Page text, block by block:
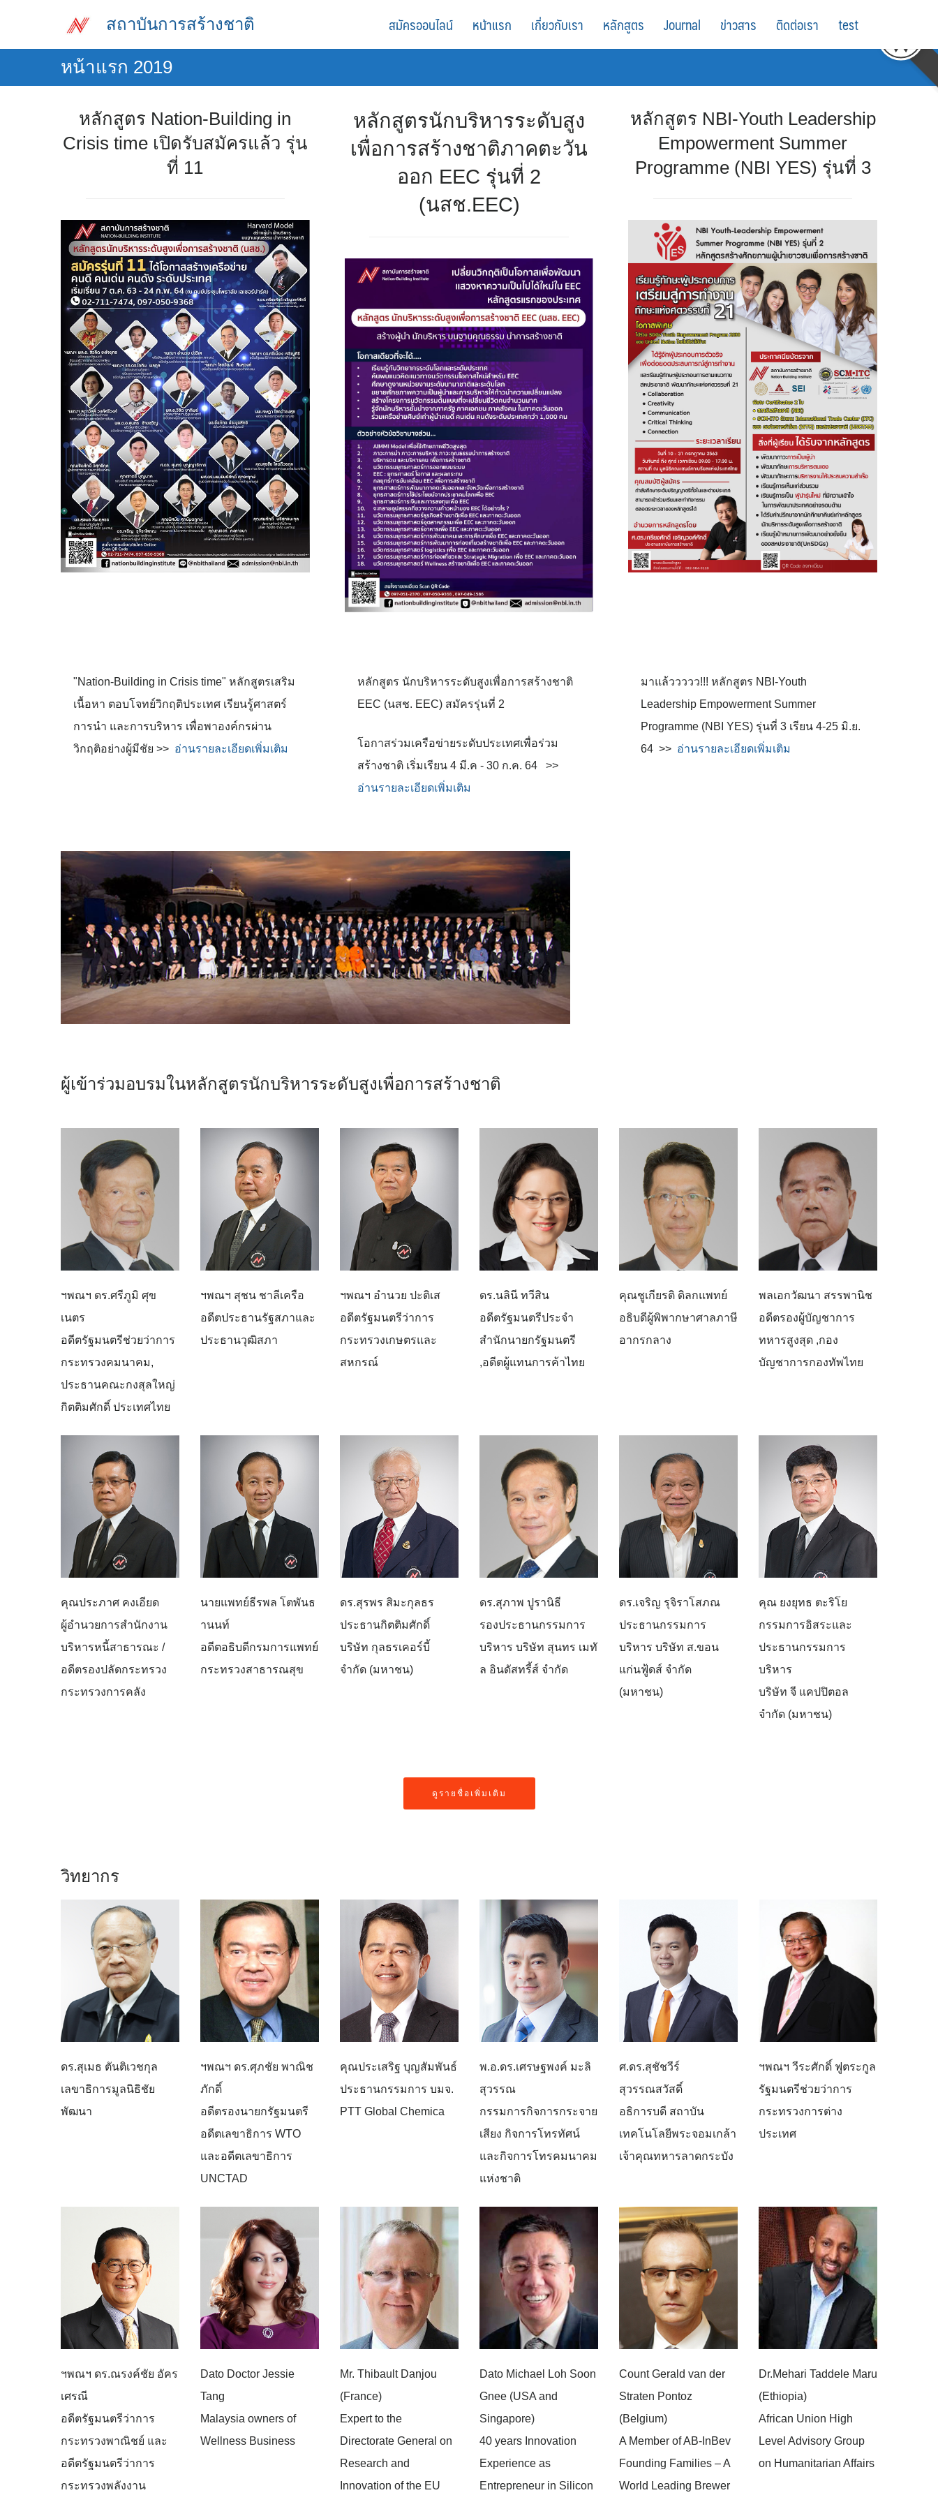
สถาบันการสร้างชาติ สมัครออนไลน์ หน้าแรก เกี่ยวกับเรา หลักสูตร Journal ข่าวสาร ติดต่อเรา test
หน้าแรก 2019
หลักสูตร Nation-Building in
Crisis time เปิดรับสมัครแล้ว รุ่น
ที่ 11
หลักสูตรนักบริหารระดับสูง
เพื่อการสร้างชาติภาคตะวัน
ออก EEC รุ่นที่ 2
(นสช.EEC)
หลักสูตร NBI-Youth Leadership
Empowerment Summer
Programme (NBI YES) รุ่นที่ 3
"Nation-Building in Crisis time" หลักสูตรเสริม
เนื้อหา ตอบโจทย์วิกฤติประเทศ เรียนรู้ศาสตร์
การนำ และการบริหาร เพื่อพาองค์กรผ่าน
วิกฤติอย่างผู้มีชัย >> อ่านรายละเอียดเพิ่มเติม
หลักสูตร นักบริหารระดับสูงเพื่อการสร้างชาติ
EEC (นสช. EEC) สมัครรุ่นที่ 2
โอกาสร่วมเครือข่ายระดับประเทศเพื่อร่วม
สร้างชาติ เริ่มเรียน 4 มี.ค - 30 ก.ค. 64 >>
อ่านรายละเอียดเพิ่มเติม
มาแล้ววววว!!! หลักสูตร NBI-Youth
Leadership Empowerment Summer
Programme (NBI YES) รุ่นที่ 3 เรียน 4-25 มิ.ย.
64 >> อ่านรายละเอียดเพิ่มเติม
ผู้เข้าร่วมอบรมในหลักสูตรนักบริหารระดับสูงเพื่อการสร้างชาติ
ฯพณฯ ดร.ศรีภูมิ ศุข
เนตร
อดีตรัฐมนตรีช่วยว่าการ
กระทรวงคมนาคม,
ประธานคณะกงสุลใหญ่
กิตติมศักดิ์ ประเทศไทย
ฯพณฯ สุชน ชาลีเครือ
อดีตประธานรัฐสภาและ
ประธานวุฒิสภา
ฯพณฯ อำนวย ปะติเส
อดีตรัฐมนตรีว่าการ
กระทรวงเกษตรและ
สหกรณ์
ดร.นลินี ทวีสิน
อดีตรัฐมนตรีประจำ
สำนักนายกรัฐมนตรี
,อดีตผู้แทนการค้าไทย
คุณชูเกียรติ ดิลกแพทย์
อธิบดีผู้พิพากษาศาลภาษี
อากรกลาง
พลเอกวัฒนา สรรพานิช
อดีตรองผู้บัญชาการ
ทหารสูงสุด ,กอง
บัญชาการกองทัพไทย
คุณประภาศ คงเอียด
ผู้อำนวยการสำนักงาน
บริหารหนี้สาธารณะ /
อดีตรองปลัดกระทรวง
กระทรวงการคลัง
นายแพทย์ธีรพล โตพันธ
านนท์
อดีตอธิบดีกรมการแพทย์
กระทรวงสาธารณสุข
ดร.สุรพร สิมะกุลธร
ประธานกิตติมศักดิ์
บริษัท กุลธรเคอร์บี้
จำกัด (มหาชน)
ดร.สุภาพ ปูรานิธี
รองประธานกรรมการ
บริหาร บริษัท สุนทร เมทั
ล อินดัสทรี้ส์ จำกัด
ดร.เจริญ รุจิราโสภณ
ประธานกรรมการ
บริหาร บริษัท ส.ขอน
แก่นฟู้ดส์ จำกัด
(มหาชน)
คุณ ยงยุทธ ตะริโย
กรรมการอิสระและ
ประธานกรรมการ
บริหาร
บริษัท จี แคปปิตอล
จำกัด (มหาชน)
ดูรายชื่อเพิ่มเติม
วิทยากร
ดร.สุเมธ ตันติเวชกุล
เลขาธิการมูลนิธิชัย
พัฒนา
ฯพณฯ ดร.ศุภชัย พาณิช
ภักดิ์
อดีตรองนายกรัฐมนตรี
อดีตเลขาธิการ WTO
และอดีตเลขาธิการ
UNCTAD
คุณประเสริฐ บุญสัมพันธ์
ประธานกรรมการ บมจ.
PTT Global Chemica
พ.อ.ดร.เศรษฐพงค์ มะลิ
สุวรรณ
กรรมการกิจการกระจาย
เสียง กิจการโทรทัศน์
และกิจการโทรคมนาคม
แห่งชาติ
ศ.ดร.สุชัชวีร์
สุวรรณสวัสดิ์
อธิการบดี สถาบัน
เทคโนโลยีพระจอมเกล้า
เจ้าคุณทหารลาดกระบัง
ฯพณฯ วีระศักดิ์ ฟูตระกูล
รัฐมนตรีช่วยว่าการ
กระทรวงการต่าง
ประเทศ
ฯพณฯ ดร.ณรงค์ชัย อัคร
เศรณี
อดีตรัฐมนตรีว่าการ
กระทรวงพาณิชย์ และ
อดีตรัฐมนตรีว่าการ
กระทรวงพลังงาน
Dato Doctor Jessie
Tang
Malaysia owners of
Wellness Business
Mr. Thibault Danjou
(France)
Expert to the
Directorate General on
Research and
Innovation of the EU
Dato Michael Loh Soon
Gnee (USA and
Singapore)
40 years Innovation
Experience as
Entrepreneur in Silicon
Count Gerald van der
Straten Pontoz
(Belgium)
A Member of AB-InBev
Founding Families – A
World Leading Brewer
Dr.Mehari Taddele Maru
(Ethiopia)
African Union High
Level Advisory Group
on Humanitarian Affairs